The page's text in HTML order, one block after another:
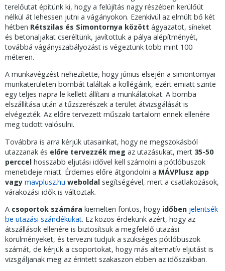
terelőutat építünk ki, hogy a felújítás nagy részében kerülőút
nélkül át lehessen jutni a vágányokon. Ezenkívül az elmúlt bő két
hétben Rétszilas és Simontornya között ágyazatot, síneket
és betonaljakat cseréltünk, javítottuk a pálya alépítményét,
továbbá vágányszabályozást is végeztünk több mint 100
méteren.
A munkavégzést nehezítette, hogy június elsején a simontornyai
munkaterületen bombát találtak a kollégáink, ezért emiatt szinte
egy teljes napra le kellett állítani a munkálatokat. A bomba
elszállítása után a tűzszerészek a terület átvizsgálását is
elvégezték. Az előre tervezett műszaki tartalom ennek ellenére
meg tudott valósulni.
Továbbra is arra kérjük utasainkat, hogy ne megszokásból
utazzanak és előre tervezzék meg az utazásukat, mert 35-50
perccel hosszabb eljutási idővel kell számolni a pótlóbuszok
menetideje miatt. Érdemes előre átgondolni a MÁVPlusz app
vagy mavplusz.hu weboldal segítségével, mert a csatlakozások,
várakozási idők is változtak.
A csoportok számára kiemelten fontos, hogy időben jelentsék
be utazási szándékukat. Ez közös érdekünk azért, hogy az
átszállások ellenére is biztosítsuk a megfelelő utazási
körülményeket, és tervezni tudjuk a szükséges pótlóbuszok
számát, de kérjük a csoportokat, hogy más alternatív eljutást is
vizsgáljanak meg az érintett szakaszon ebben az időszakban.